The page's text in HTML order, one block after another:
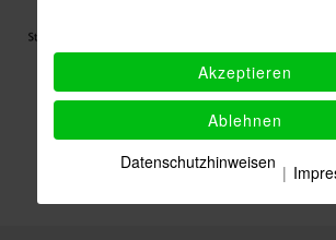
Akzeptieren
Ablehnen
Datenschutzhinweisen |